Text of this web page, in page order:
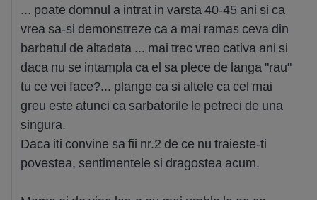
... poate domnul a intrat in varsta 40-45 ani si ca
vrea sa-si demonstreze ca a mai ramas ceva din
barbatul de altadata ... mai trec vreo cativa ani si
daca nu se intampla ca el sa plece de langa "rau"
tu ce vei face?... plange ca si altele ca cel mai
greu este atunci ca sarbatorile le petreci de una
singura.
Daca iti convine sa fii nr.2 de ce nu traieste-ti
povestea, sentimentele si dragostea acum.